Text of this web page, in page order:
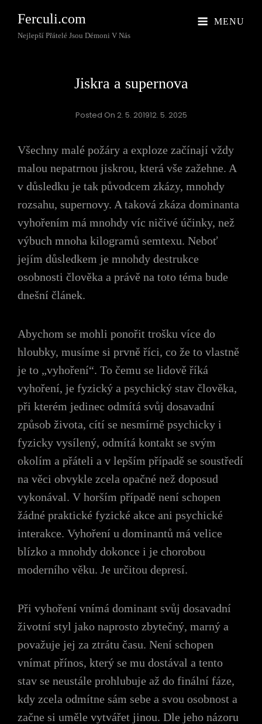
Ferculi.com
Nejlepší Přátelé Jsou Démoni V Nás
MENU
Jiskra a supernova
Posted On 2. 5. 201912. 5. 2025
Všechny malé požáry a exploze začínají vždy
malou nepatrnou jiskrou, která vše zažehne. A
v důsledku je tak původcem zkázy, mnohdy
rozsahu, supernovy. A taková zkáza dominanta
vyhořením má mnohdy víc ničivé účinky, než
výbuch mnoha kilogramů semtexu. Neboť
jejím důsledkem je mnohdy destrukce
osobnosti člověka a právě na toto téma bude
dnešní článek.
Abychom se mohli ponořit trošku více do
hloubky, musíme si prvně říci, co že to vlastně
je to „vyhoření“. To čemu se lidově říká
vyhoření, je fyzický a psychický stav člověka,
při kterém jedinec odmítá svůj dosavadní
způsob života, cítí se nesmírně psychicky i
fyzicky vysílený, odmítá kontakt se svým
okolím a přáteli a v lepším případě se soustředí
na věci obvykle zcela opačné než doposud
vykonával. V horším případě není schopen
žádné praktické fyzické akce ani psychické
interakce. Vyhoření u dominantů má velice
blízko a mnohdy dokonce i je chorobou
moderního věku. Je určitou depresí.
Při vyhoření vnímá dominant svůj dosavadní
životní styl jako naprosto zbytečný, marný a
považuje jej za ztrátu času. Není schopen
vnímat přínos, který se mu dostával a tento
stav se neustále prohlubuje až do finální fáze,
kdy zcela odmítne sám sebe a svou osobnost a
začne si uměle vytvářet jinou. Dle jeho názoru